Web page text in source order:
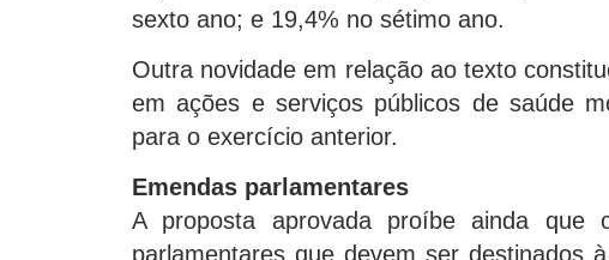
sexto ano; e 19,4% no sétimo ano.
Outra novidade em relação ao texto
em ações e serviços públicos de saúde
para o exercício anterior.
Emendas parlamentares
A proposta aprovada proíbe ainda que
parlamentares que devem ser destinados